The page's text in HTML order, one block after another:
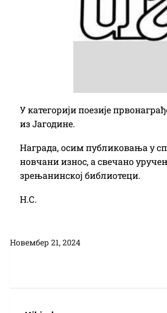
У категорији поезије
из Јагодине.
Награда, осим публиковања у
новчани износ, а свечано
зрењанинској библиотеци.
Н.С.
Новембер 21, 2024